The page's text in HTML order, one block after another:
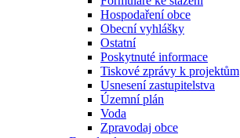
Hospodaření obce
Obecní vyhlášky
Ostatní
Poskytnuté informace
Tiskové zprávy k projektům
Usnesení zastupitelstva
Územní plán
Voda
Zpravodaj obce